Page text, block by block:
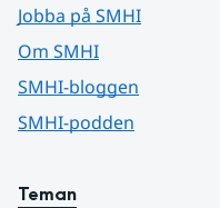
Jobba på SMHI
Om SMHI
SMHI-bloggen
SMHI-podden
Teman